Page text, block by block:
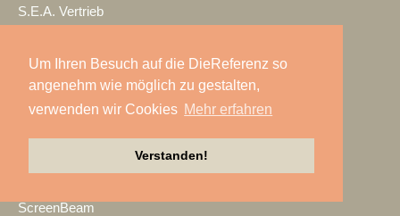
Um Ihren Besuch auf die DieReferenz so
angenehm wie möglich zu gestalten,
verwenden wir Cookies Mehr erfahren
Verstanden!
S.E.A. Vertrieb
satis&fy
SCHACHZUG
Schallwerk Audiotechnik
Schnick-Schnack-Systems
ScreenBeam